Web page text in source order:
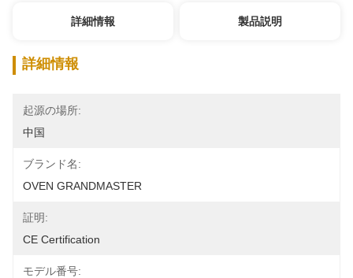
詳細情報 製品説明
詳細情報
起源の場所:
中国
ブランド名:
OVEN GRANDMASTER
証明:
CE Certification
モデル番号: